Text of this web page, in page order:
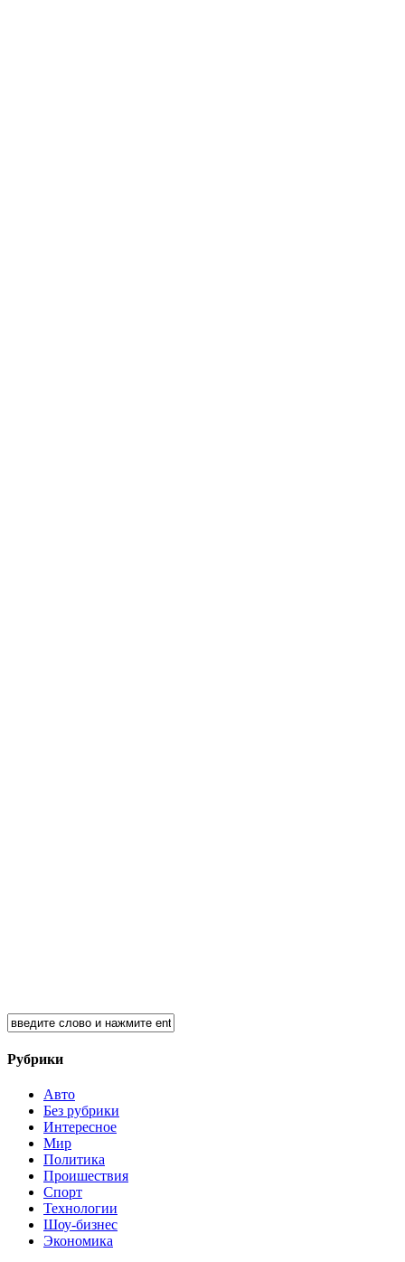
Рубрики
Авто
Без рубрики
Интересное
Мир
Политика
Проишествия
Спорт
Технологии
Шоу-бизнес
Экономика